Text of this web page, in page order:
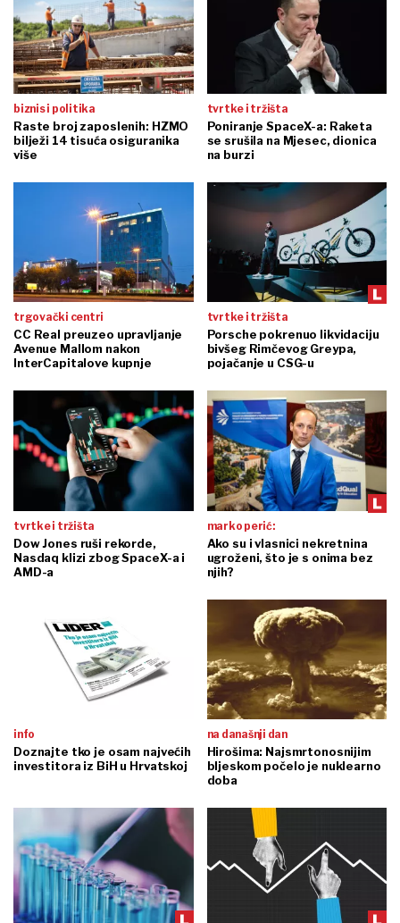
biznis i politika
Raste broj zaposlenih: HZMO
bilježi 14 tisuća osiguranika
više
tvrtke i tržišta
Poniranje SpaceX-a: Raketa
se srušila na Mjesec, dionica
na burzi
trgovački centri
CC Real preuzeo upravljanje
Avenue Mallom nakon
InterCapitalove kupnje
tvrtke i tržišta
Porsche pokrenuo likvidaciju
bivšeg Rimčevog Greypa,
pojačanje u CSG-u
tvrtke i tržišta
Dow Jones ruši rekorde,
Nasdaq klizi zbog SpaceX-a i
AMD-a
marko perić:
Ako su i vlasnici nekretnina
ugroženi, što je s onima bez
njih?
info
Doznajte tko je osam najvećih
investitora iz BiH u Hrvatskoj
na današnji dan
Hirošima: Najsmrtonosnijim
bljeskom počelo je nuklearno
doba